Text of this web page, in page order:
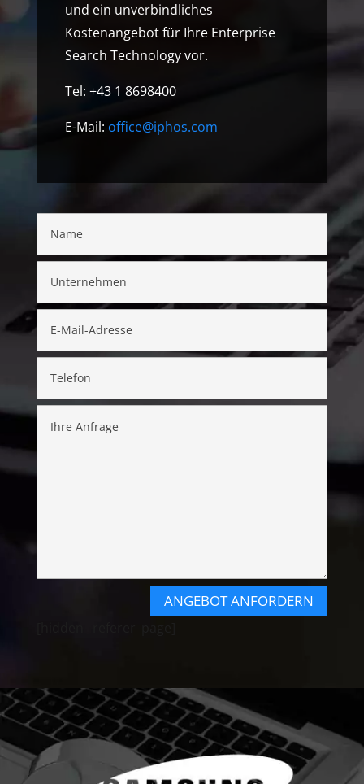
und ein unverbindliches
Kostenangebot für Ihre Enterprise
Search Technology vor.
Tel: +43 1 8698400
E-Mail: office@iphos.com
ANGEBOT ANFORDERN